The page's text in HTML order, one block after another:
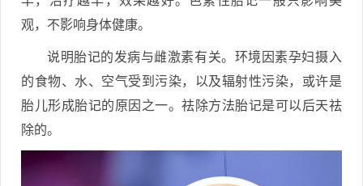
观，不影响身体健康。
说明胎记的发病与雌激素有关。环境因素孕妇摄入
的食物、水、空气受到污染，以及辐射性污染，或许是
胎儿形成胎记的原因之一。祛除方法胎记是可以后天祛
除的。